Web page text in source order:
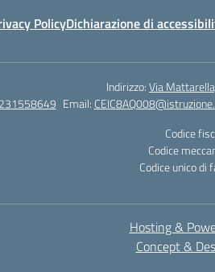
PolicyDichiarazione di
Indirizzo:Via
Email:
Codice
Codice
Codice unico di
Hosting &
Concept &